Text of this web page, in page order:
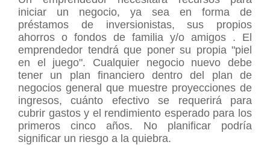
iniciar un negocio, ya sea en forma de
préstamos de inversionistas, sus propios
ahorros o fondos de familia y/o amigos . El
emprendedor tendrá que poner su propia "piel
en el juego". Cualquier negocio nuevo debe
tener un plan financiero dentro del plan de
negocios general que muestre proyecciones de
ingresos, cuánto efectivo se requerirá para
cubrir gastos y el rendimiento esperado para los
primeros cinco años. No planificar podría
significar un riesgo a la quiebra.